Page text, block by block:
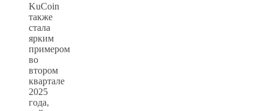
KuCoin
также
стала
ярким
примером
во
втором
квартале
2025
года,